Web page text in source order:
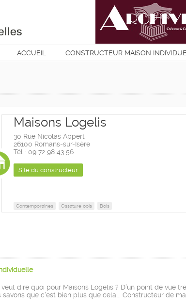
ACCUEIL CONSTRUCTEUR MAISON
Maisons Logelis
30 Rue Nicolas Appert
26100 Romans-sur-Isère
Tél : 09 72 98 43 56
Site du constructeur
Contemporaines Ossature bois Bois
dire quoi pour Maisons Logelis ? D’un point de vue
que c’est bien plus que cela…. Constructeur de